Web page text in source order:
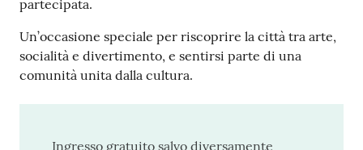
partecipata.
Un’occasione speciale per riscoprire la città tra arte,
socialità e divertimento, e sentirsi parte di una
comunità unita dalla cultura.
Ingresso gratuito salvo diversamente